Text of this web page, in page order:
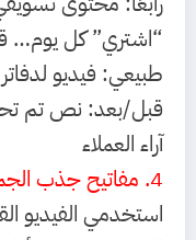
“اشتري” كل يوم…
طبيعي: فيديو
قبل/بعد: نص تم
آراء العملاء
4. مفاتيح جذب الجمهور على Instagram وTikTok
استخدمي الفيديو